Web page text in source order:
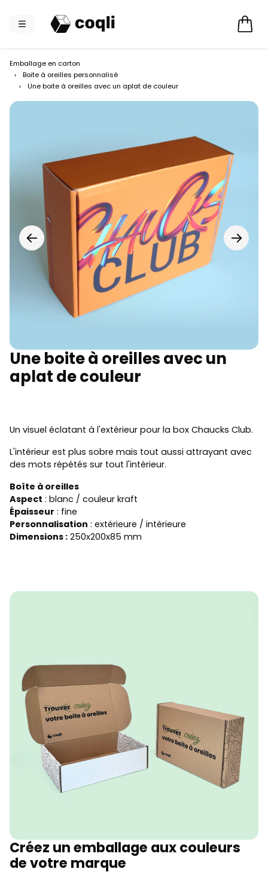
Emballage en carton
›
Boite à oreilles personnalisé
›
Une boite à oreilles avec un aplat de couleur
← →
Une boite à oreilles avec un
aplat de couleur
Un visuel éclatant à l'extérieur pour la box Chaucks Club.
L'intérieur est plus sobre mais tout aussi attrayant avec
des mots répétés sur tout l'intérieur.
Boîte à oreilles
Aspect : blanc / couleur kraft
Épaisseur : fine
Personnalisation : extérieure / intérieure
Dimensions : 250x200x85 mm
Créez un emballage aux couleurs
de votre marque